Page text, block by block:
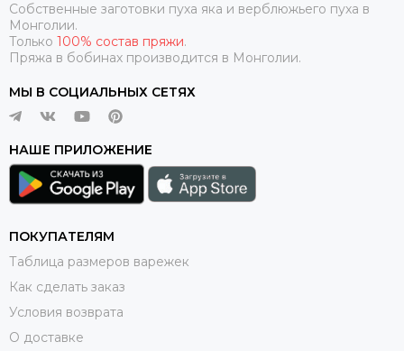
Собственные заготовки пуха яка и верблюжьего пуха в
Монголии.
Только 100% состав пряжи.
Пряжа в бобинах производится в Монголии.
МЫ В СОЦИАЛЬНЫХ СЕТЯХ
НАШЕ ПРИЛОЖЕНИЕ
ПОКУПАТЕЛЯМ
Таблица размеров варежек
Как сделать заказ
Условия возврата
О доставке